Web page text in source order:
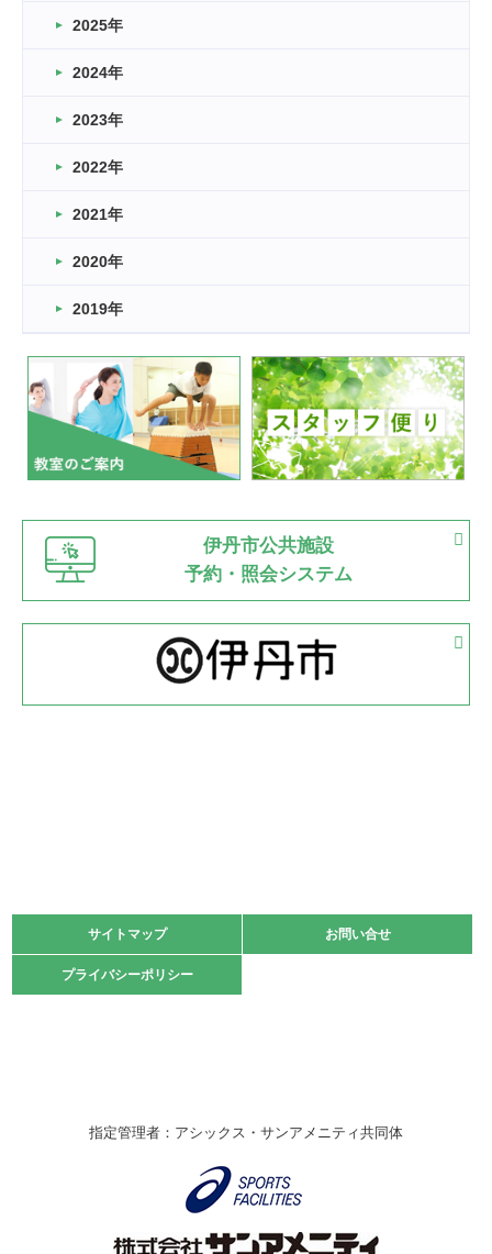
車いすバスケとRくんのお話
卒業・卒園の季節★
2026.03.11
緑ケ丘体育館
2022.11.03
緑ケ丘体育館
いたっぼーる大会☆彡
緑ケ丘体育館
2022.07.03
市内総合体育大会が開始
緑ケ丘体育館 猪名川運動広場
古池運動広場
2022.06.12
県知事杯争奪バレーボール大会が開催
2022.05.05
体育協会長杯 バドミントン競技の部
2022.05.22
緑ケ丘体育館
2021.10.23
卓球選手権大会ラージボールの部開催☆
伊丹市総合体育大会 バレーボール大会が開催されました
なわとびイベントを開催しました！
2025年
2024年
2023年
2022年
2021年
2020年
2019年
伊丹市公共施設
予約・照会システム
サイトマップ お問い合せ
プライバシーポリシー
サイトマップ お問い合せ
プライバシーポリシー
指定管理者：アシックス・サンアメニティ共同体